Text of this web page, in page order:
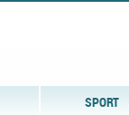
SPORT